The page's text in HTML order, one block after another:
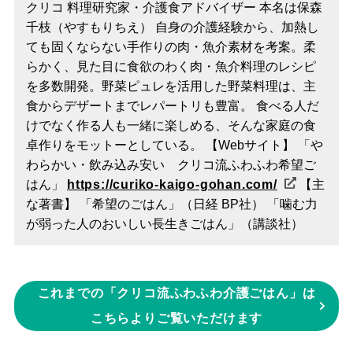
クリコ 料理研究家・介護食アドバイザー 本名は保森
千枝（やすもりちえ） 自身の介護経験から、加熱し
ても固くならない手作りの肉・魚介素材を考案。柔
らかく、見た目に食欲のわく肉・魚介料理のレシピ
を多数開発。野菜ピュレを活用した野菜料理は、主
食からデザートまでレパートリも豊富。 食べる人だ
けでなく作る人も一緒に楽しめる、そんな家庭の食
卓作りをモットーとしている。 【Webサイト】 「や
わらかい・飲み込み安い クリコ流ふわふわ希望ご
はん」
https://curiko-kaigo-gohan.com/
【主
な著書】 「希望のごはん」（日経 BP社） 「噛む力
が弱った人のおいしい長生きごはん」（講談社）
これまでの「クリコ流ふわふわ介護ごはん」は
こちらよりご覧いただけます